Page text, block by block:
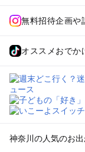
無料招待企画や
オススメおでか
神奈川の人気のお